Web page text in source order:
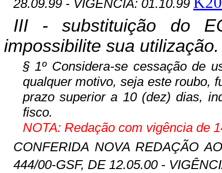
28.09.99 - VIGÊNCIA: 01.10.99
III - substituição do
impossibilite sua utilização.
§ 1º Considera-se cessação de
qualquer motivo, seja este roubo,
prazo superior a 10 (dez) dias,
fisco.
NOTA: Redação com vigência de
CONFERIDA NOVA REDAÇÃO
444/00-GSF, DE 12.05.00 -